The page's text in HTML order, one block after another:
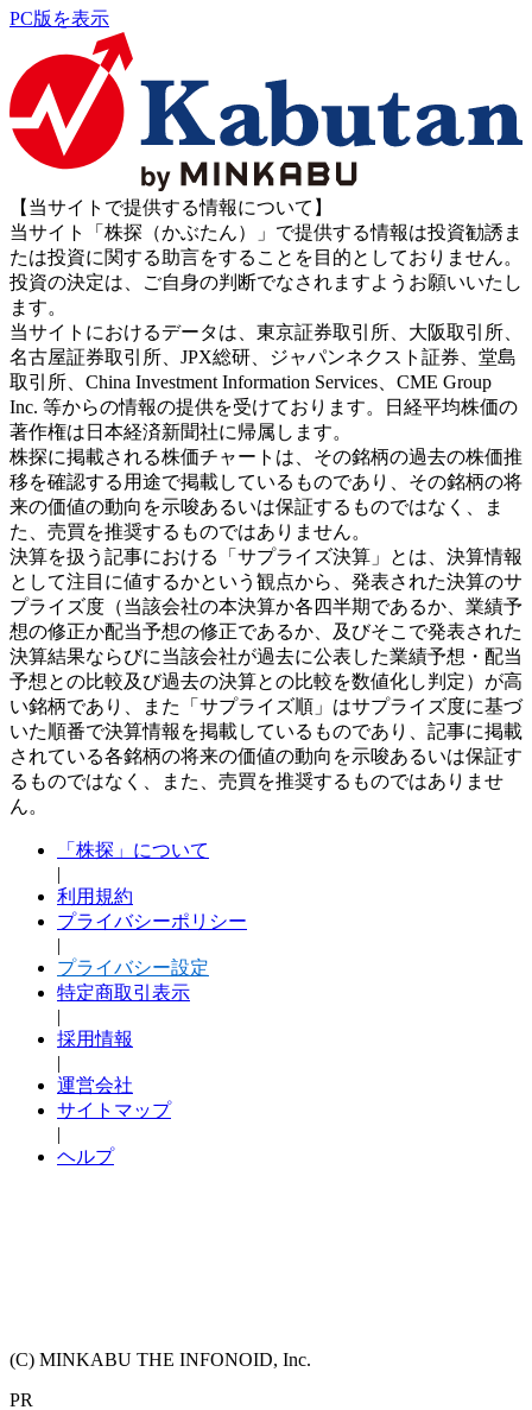
PC版を表示
【当サイトで提供する情報について】
当サイト「株探（かぶたん）」で提供する情報は投資勧誘ま
たは投資に関する助言をすることを目的としておりません。
投資の決定は、ご自身の判断でなされますようお願いいたし
ます。
当サイトにおけるデータは、東京証券取引所、大阪取引所、
名古屋証券取引所、JPX総研、ジャパンネクスト証券、堂島
取引所、China Investment Information Services、CME Group
Inc. 等からの情報の提供を受けております。日経平均株価の
著作権は日本経済新聞社に帰属します。
株探に掲載される株価チャートは、その銘柄の過去の株価推
移を確認する用途で掲載しているものであり、その銘柄の将
来の価値の動向を示唆あるいは保証するものではなく、ま
た、売買を推奨するものではありません。
決算を扱う記事における「サプライズ決算」とは、決算情報
として注目に値するかという観点から、発表された決算のサ
プライズ度（当該会社の本決算か各四半期であるか、業績予
想の修正か配当予想の修正であるか、及びそこで発表された
決算結果ならびに当該会社が過去に公表した業績予想・配当
予想との比較及び過去の決算との比較を数値化し判定）が高
い銘柄であり、また「サプライズ順」はサプライズ度に基づ
いた順番で決算情報を掲載しているものであり、記事に掲載
されている各銘柄の将来の価値の動向を示唆あるいは保証す
るものではなく、また、売買を推奨するものではありませ
ん。
「株探」について
|
利用規約
プライバシーポリシー
|
プライバシー設定
特定商取引表示
|
採用情報
|
運営会社
サイトマップ
|
ヘルプ
(C) MINKABU THE INFONOID, Inc.
PR